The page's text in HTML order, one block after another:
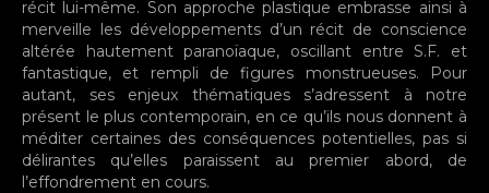
récit lui-même. Son approche plastique embrasse ainsi à
merveille les développements d’un récit de conscience
altérée hautement paranoïaque, oscillant entre S.F. et
fantastique, et rempli de figures monstrueuses. Pour
autant, ses enjeux thématiques s’adressent à notre
présent le plus contemporain, en ce qu’ils nous donnent à
méditer certaines des conséquences potentielles, pas si
délirantes qu’elles paraissent au premier abord, de
l’effondrement en cours.